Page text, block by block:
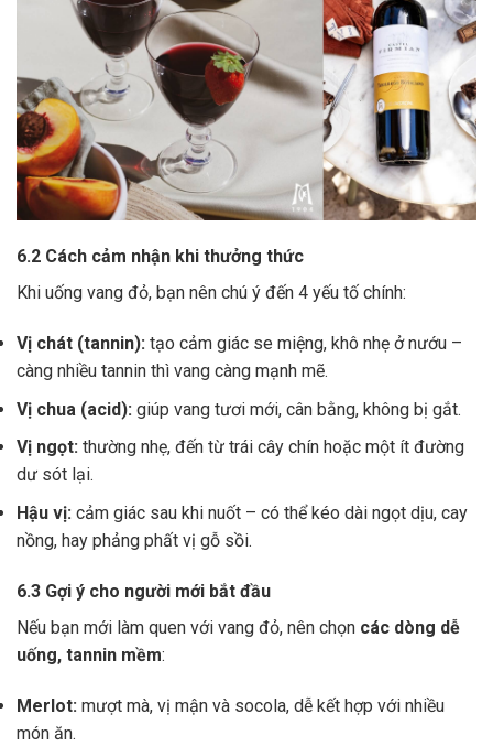
6.2 Cách cảm nhận khi thưởng thức
Khi uống vang đỏ, bạn nên chú ý đến 4 yếu tố chính:
Vị chát (tannin): tạo cảm giác se miệng, khô nhẹ ở nướu –
càng nhiều tannin thì vang càng mạnh mẽ.
Vị chua (acid): giúp vang tươi mới, cân bằng, không bị gắt.
Vị ngọt: thường nhẹ, đến từ trái cây chín hoặc một ít đường
dư sót lại.
Hậu vị: cảm giác sau khi nuốt – có thể kéo dài ngọt dịu, cay
nồng, hay phảng phất vị gỗ sồi.
6.3 Gợi ý cho người mới bắt đầu
Nếu bạn mới làm quen với vang đỏ, nên chọn các dòng dễ
uống, tannin mềm:
Merlot: mượt mà, vị mận và socola, dễ kết hợp với nhiều
món ăn.